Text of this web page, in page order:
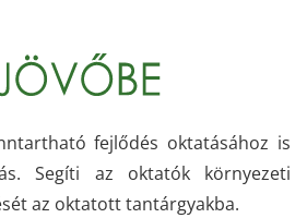
fejlődés oktatásához is
Segíti az oktatók környezeti
az oktatott tantárgyakba.